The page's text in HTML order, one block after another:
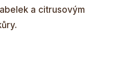
a citrusovým